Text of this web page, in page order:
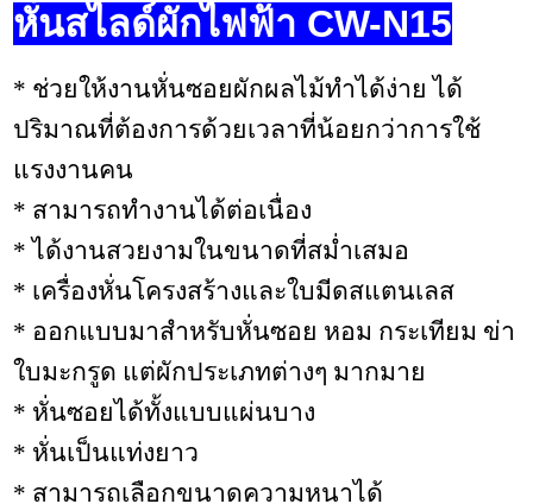
หั่นสไลด์ผักไฟฟ้า CW-N15
* ช่วยให้งานหั่นซอยผักผลไม้ทำได้ง่าย ได้
ปริมาณที่ต้องการด้วยเวลาที่น้อยกว่าการใช้
แรงงานคน
* สามารถทำงานได้ต่อเนื่อง
* ได้งานสวยงามในขนาดที่สม่ำเสมอ
* เครื่องหั่นโครงสร้างและใบมีดสแตนเลส
* ออกแบบมาสำหรับหั่นซอย หอม กระเทียม ข่า
ใบมะกรูด แต่ผักประเภทต่างๆ มากมาย
* หั่นซอยได้ทั้งแบบแผ่นบาง
* หั่นเป็นแท่งยาว
* สามารถเลือกขนาดความหนาได้